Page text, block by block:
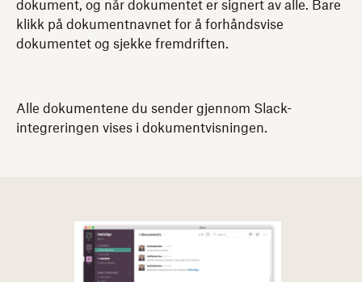
dokument, og når dokumentet er signert av alle. Bare
klikk på dokumentnavnet for å forhåndsvise
dokumentet og sjekke fremdriften.
Alle dokumentene du sender gjennom Slack-
integreringen vises i dokumentvisningen.